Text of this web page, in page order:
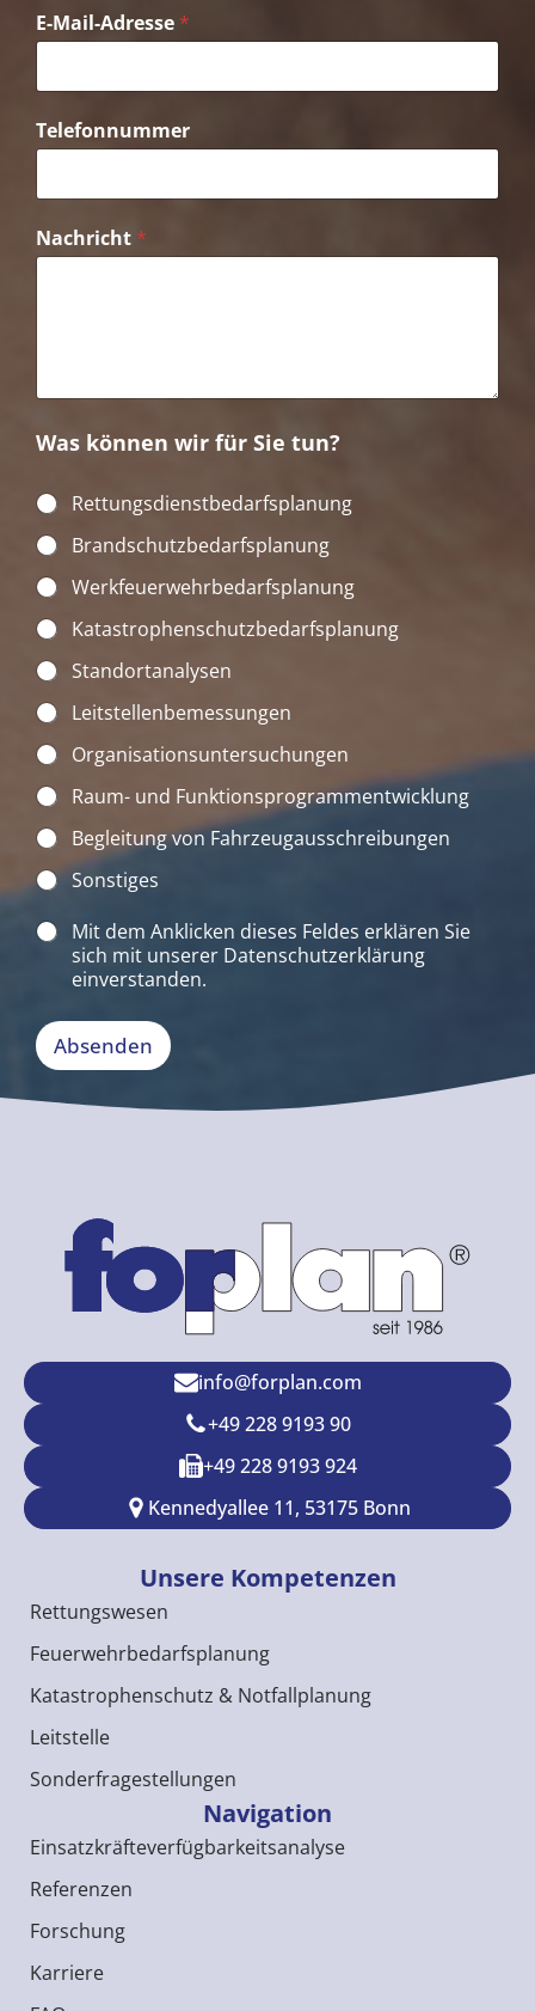
E-Mail-Adresse *
Telefonnummer
Nachricht *
Was können wir für Sie tun?
W
s
ö
n
n
e
n
w
i
r
ü
S
e
u
Rettungsdienstbedarfsplanung
Brandschutzbedarfsplanung
Werkfeuerwehrbedarfsplanung
Katastrophenschutzbedarfsplanung
Standortanalysen
Leitstellenbemessungen
Organisationsuntersuchungen
Raum- und Funktionsprogrammentwicklung
Begleitung von Fahrzeugausschreibungen
Sonstiges
D
n
s
c
u
Mit dem Anklicken dieses Feldes erklären Sie
sich mit unserer Datenschutzerklärung
einverstanden.
Absenden
Unsere Kompetenzen
Rettungswesen
Feuerwehrbedarfsplanung
Katastrophenschutz & Notfallplanung
Leitstelle
Sonderfragestellungen
info@forplan.com
+49 228 9193 90
+49 228 9193 924
Kennedyallee 11, 53175 Bonn
Navigation
Einsatzkräfteverfügbarkeitsanalyse
Referenzen
Forschung
Karriere